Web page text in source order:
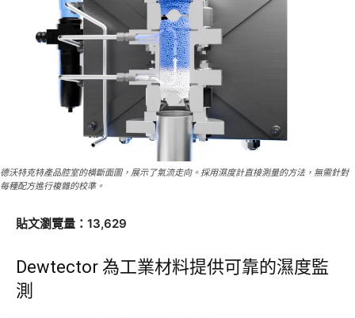
德沃特克特產品腔室的橫斷面圖，展示了氣流走向。採用濕度計直接測量的方法，無需針對
每種配方進行複雜的校準。
貼文瀏覽量：13,629
Dewtector 為工業材料提供可靠的濕度監
測